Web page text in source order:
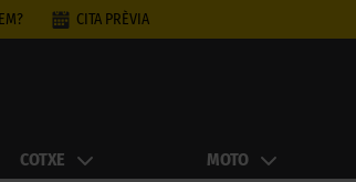
CITA PRÈVIA
COTXE MOTO